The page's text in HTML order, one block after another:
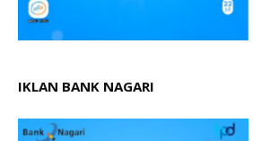
IKLAN BANK NAGARI